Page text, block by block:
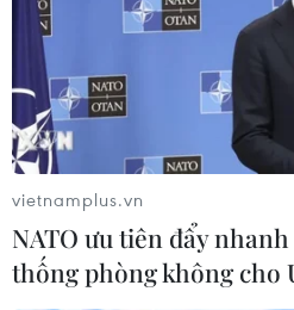
vietnamplus.vn
NATO ưu tiên đẩy
thống phòng không cho